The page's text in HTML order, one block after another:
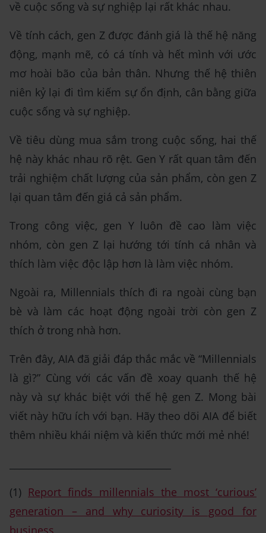
về cuộc sống và sự nghiệp lại rất khác nhau.
Về tính cách, gen Z được đánh giá là thế hệ năng
động, mạnh mẽ, có cá tính và hết mình với ước
mơ hoài bão của bản thân. Nhưng thế hệ thiên
niên kỷ lại đi tìm kiếm sự ổn định, cân bằng giữa
cuộc sống và sự nghiệp.
Về tiêu dùng mua sắm trong cuộc sống, hai thế
hệ này khác nhau rõ rệt. Gen Y rất quan tâm đến
trải nghiệm chất lượng của sản phẩm, còn gen Z
lại quan tâm đến giá cả sản phẩm.
Trong công việc, gen Y luôn đề cao làm việc
nhóm, còn gen Z lại hướng tới tính cá nhân và
thích làm việc độc lập hơn là làm việc nhóm.
Ngoài ra, Millennials thích đi ra ngoài cùng bạn
bè và làm các hoạt động ngoài trời còn gen Z
thích ở trong nhà hơn.
Trên đây, AIA đã giải đáp thắc mắc về “Millennials
là gì?” Cùng với các vấn đề xoay quanh thế hệ
này và sự khác biệt với thế hệ gen Z. Mong bài
viết này hữu ích với bạn. Hãy theo dõi AIA để biết
thêm nhiều khái niệm và kiến thức mới mẻ nhé!
(1) Report finds millennials the most ‘curious’
generation – and why curiosity is good for
business